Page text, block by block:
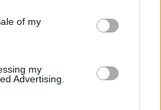
of my
my
Advertising.
kladdkakor med crispigt